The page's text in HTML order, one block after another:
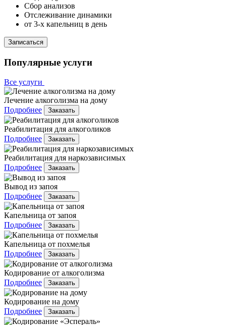
Сбор анализов
Отслеживание динамики
от 3-х капельниц в день
Записаться
Популярные услуги
Все услуги
Лечение алкоголизма на дому
Подробнее
Заказать
Реабилитация для алкоголиков
Подробнее
Заказать
Реабилитация для наркозависимых
Подробнее
Заказать
Вывод из запоя
Подробнее
Заказать
Капельница от запоя
Подробнее
Заказать
Капельница от похмелья
Подробнее
Заказать
Кодирование от алкоголизма
Подробнее
Заказать
Кодирование на дому
Подробнее
Заказать